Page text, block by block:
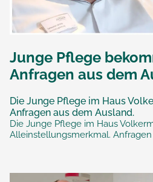
Junge Pflege
Anfragen aus dem
Die Junge Pflege im Haus
Anfragen aus dem Ausland.
Die Junge Pflege im Haus
Alleinstellungsmerkmal. Anfragen